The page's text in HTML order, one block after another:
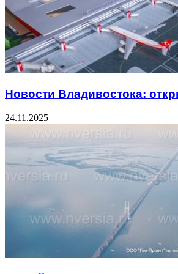
Новости Владивостока:
24.11.2025